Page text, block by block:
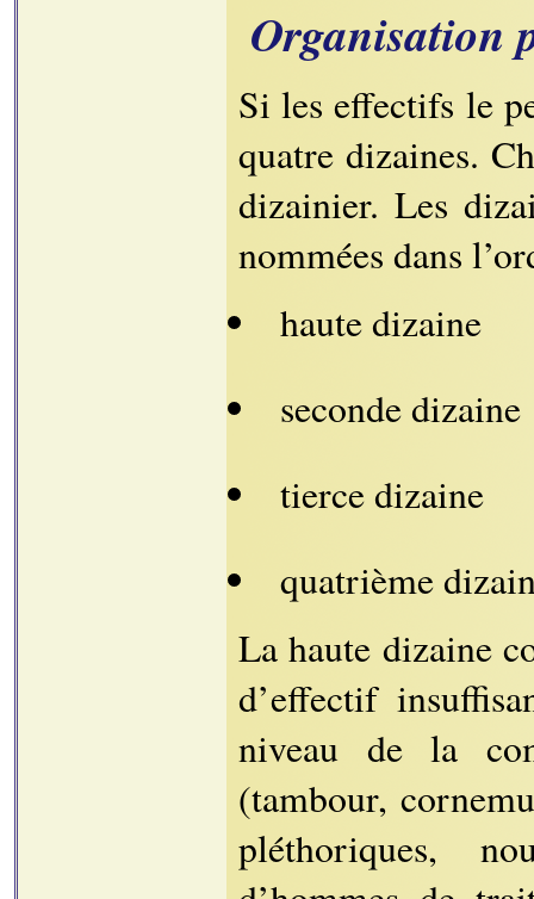
Organisation
Si les effectifs le
quatre dizaines.
dizainier. Les
nommées dans
haute dizaine
seconde dizaine
tierce dizaine
quatrième
La haute dizaine
d’effectif
niveau de la
(tambour,
pléthoriques,